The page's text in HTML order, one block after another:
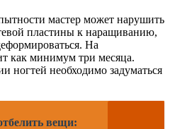
мастер может нарушить
пластины к наращиванию,
На
как минимум три месяца.
ногтей необходимо задуматься
вещи: